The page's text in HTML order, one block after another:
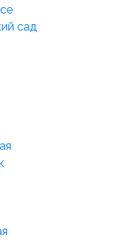
сад